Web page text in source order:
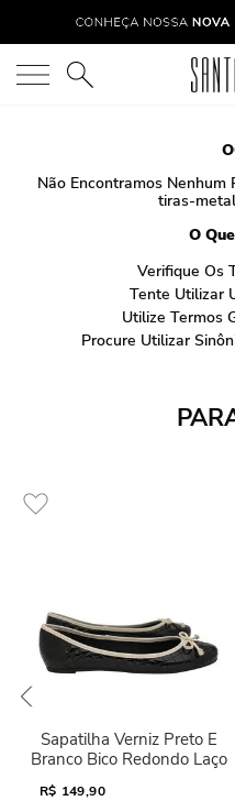
O que você está
Não Encontramos Nenhum
tiras-
O
Verifique Os
Tente Utilizar
Utilize Termos
Procure Utilizar
Sapatilha Verniz Preto E
Branco Bico Redondo Laço
R$ 149,90